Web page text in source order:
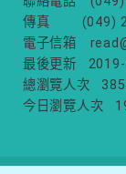
傳真
(049)
電子信箱
最後更新
總瀏覽人次
今日瀏覽人次